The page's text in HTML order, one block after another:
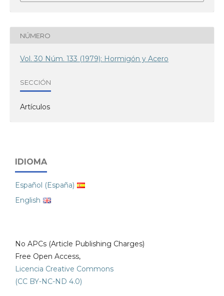
NÚMERO
Vol. 30 Núm. 133 (1979): Hormigón y Acero
SECCIÓN
Artículos
IDIOMA
Español (España)
English
No APCs (Article Publishing Charges)
Free Open Access,
Licencia Creative Commons
(CC BY-NC-ND 4.0)